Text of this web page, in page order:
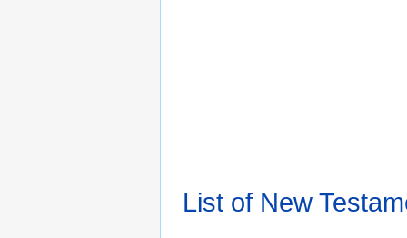
List of New